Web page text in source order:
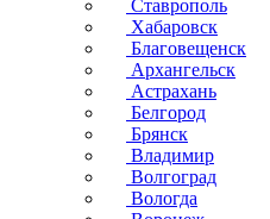
Ставрополь
Хабаровск
Благовещенск
Архангельск
Астрахань
Белгород
Брянск
Владимир
Волгоград
Вологда